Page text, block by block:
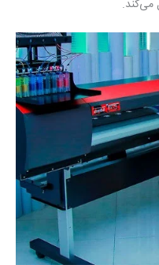
می‌کند.